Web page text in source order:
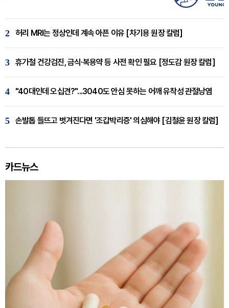
2 허리 MRI는 정상인데 계속 아픈 이유 [차기용 원장 칼럼]
3 휴가철 건강검진, 금식·복용약 등 사전 확인 필요 [정도감 원장 칼럼]
4 "40대인데 오십견?"...3040도 안심 못하는 어깨 유착성 관절낭염
5 손발톱 들뜨고 벗겨진다면 '조갑박리증' 의심해야 [김철윤 원장 칼럼]
카드뉴스